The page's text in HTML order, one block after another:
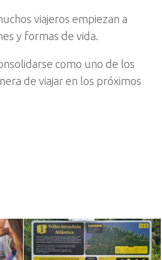
viajeros empiezan a
y formas de vida.
como uno de los
de viajar en los próximos